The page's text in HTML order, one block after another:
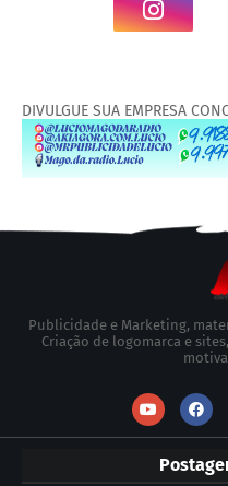
DIVULGUE SUA EMPRESA
Publicidade e Marketing,
Criação de logomarca e